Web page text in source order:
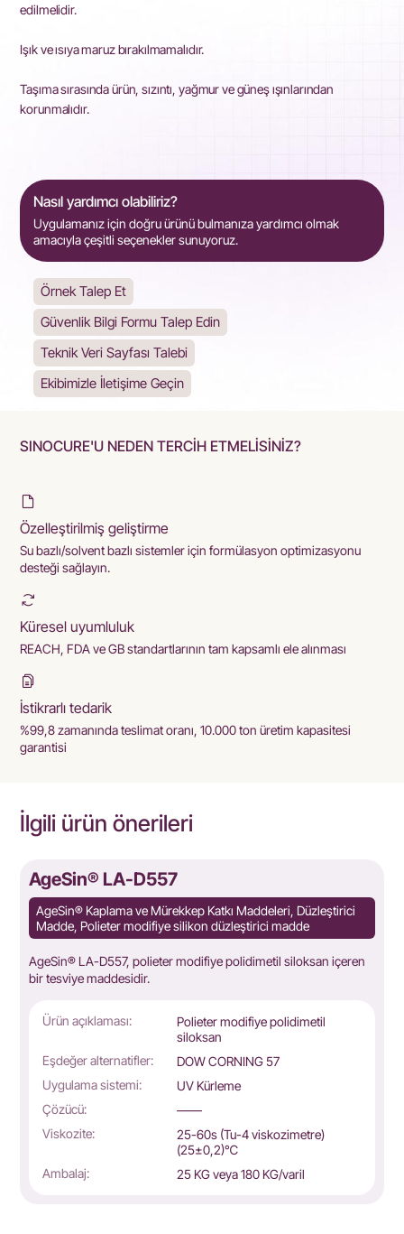
edilmelidir.
Işık ve ısıya maruz bırakılmamalıdır.
Taşıma sırasında ürün, sızıntı, yağmur ve güneş ışınlarından
korunmalıdır.
Nasıl yardımcı olabiliriz?
Uygulamanız için doğru ürünü bulmanıza yardımcı olmak
amacıyla çeşitli seçenekler sunuyoruz.
Örnek Talep Et
Güvenlik Bilgi Formu Talep Edin
Teknik Veri Sayfası Talebi
Ekibimizle İletişime Geçin
SINOCURE'U NEDEN TERCİH ETMELİSİNİZ?
Özelleştirilmiş geliştirme
Su bazlı/solvent bazlı sistemler için formülasyon optimizasyonu
desteği sağlayın.
Küresel uyumluluk
REACH, FDA ve GB standartlarının tam kapsamlı ele alınması
İstikrarlı tedarik
%99,8 zamanında teslimat oranı, 10.000 ton üretim kapasitesi
garantisi
İlgili ürün önerileri
AgeSin® LA-D557
AgeSin® Kaplama ve Mürekkep Katkı Maddeleri, Düzleştirici
Madde, Polieter modifiye silikon düzleştirici madde
AgeSin® LA-D557, polieter modifiye polidimetil siloksan içeren
bir tesviye maddesidir.
Ürün açıklaması:
Polieter modifiye polidimetil
siloksan
Eşdeğer alternatifler:
DOW CORNING 57
Uygulama sistemi:
UV Kürleme
Çözücü:
——
Viskozite:
25-60s (Tu-4 viskozimetre)
(25±0,2)℃
Ambalaj:
25 KG veya 180 KG/varil